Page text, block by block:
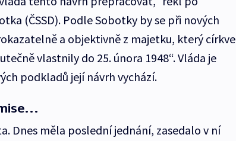
(ČSSD). Podle Sobotky by se při nových
a objektivně z majetku, který církve
vlastnily do 25. února 1948“. Vláda je
podkladů její návrh vychází.
Dnes měla poslední jednání, zasedalo v ní